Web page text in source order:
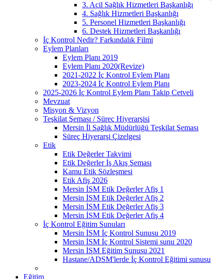
3. Acil Sağlık Hizmetleri Başkanlığı
4. Sağlık Hizmetleri Başkanlığı
5. Personel Hizmetleri Başkanlığı
6. Destek Hizmetleri Başkanlığı
İç Kontrol Nedir? Farkındalık Filmi
Eylem Planları
Eylem Planı 2019
Eylem Planı 2020(Revize)
2021-2022 İç Kontrol Eylem Planı
2023-2024 İç Kontrol Eylem Planı
2025-2026 İç Kontrol Eylem Planı Takip Cetveli
Mevzuat
Misyon & Vizyon
Teşkilat Şeması / Süreç Hiyerarşisi
Mersin İl Sağlık Müdürlüğü Teşkilat Şeması
Süreç Hiyerarşi Çizelgesi
Etik
Etik Değerler Takvimi
Etik Değerler İş Akış Şeması
Kamu Etik Sözleşmesi
Etik Afiş 2026
Mersin İSM Etik Değerler Afiş 1
Mersin İSM Etik Değerler Afiş 2
Mersin İSM Etik Değerler Afiş 3
Mersin İSM Etik Değerler Afiş 4
İç Kontrol Eğitim Sunuları
Mersin İSM İç Kontrol Sunusu 2019
Mersin İSM İç Kontrol Sistemi sunu 2020
Mersin İSM Eğitim Sunusu 2021
Hastane/ADSM'lerde İç Kontrol Eğitimi sunusu
Eğitim